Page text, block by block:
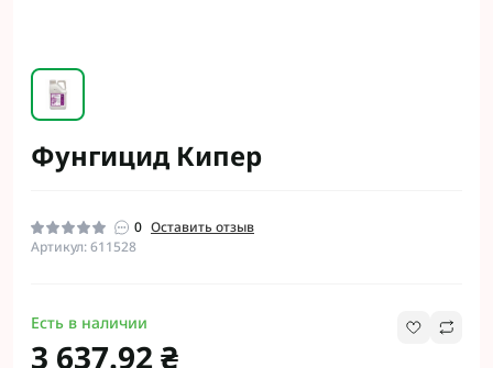
Фунгицид Кипер
0 Оставить отзыв
Артикул: 611528
Есть в наличии
3 637.92 ₴